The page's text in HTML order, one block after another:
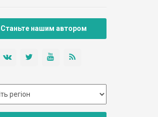
Станьте нашим автором